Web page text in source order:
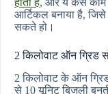
होता है, और ये कैसे काम
आर्टिकल बनाया है,
सकते हो।
2 किलोवाट ऑन ग्रिड
2 किलोवाट के ऑन
से 10 यूनिट बिजली